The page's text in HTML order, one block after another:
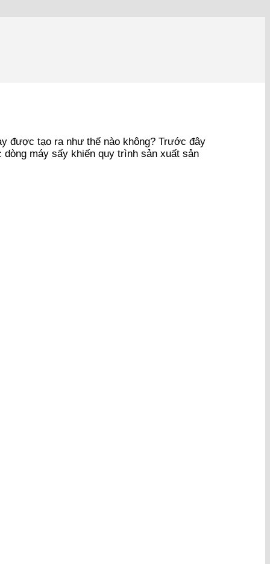
được tạo ra như thế nào không? Trước đây
máy sấy khiến quy trình sản xuất sản